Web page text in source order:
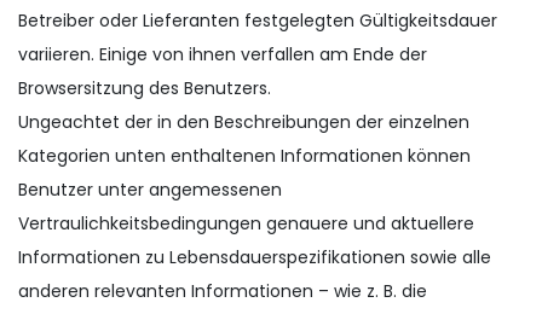
Betreiber oder Lieferanten festgelegten Gültigkeitsdauer
variieren. Einige von ihnen verfallen am Ende der
Browsersitzung des Benutzers.
Ungeachtet der in den Beschreibungen der einzelnen
Kategorien unten enthaltenen Informationen können
Benutzer unter angemessenen
Vertraulichkeitsbedingungen genauere und aktuellere
Informationen zu Lebensdauerspezifikationen sowie alle
anderen relevanten Informationen – wie z. B. die